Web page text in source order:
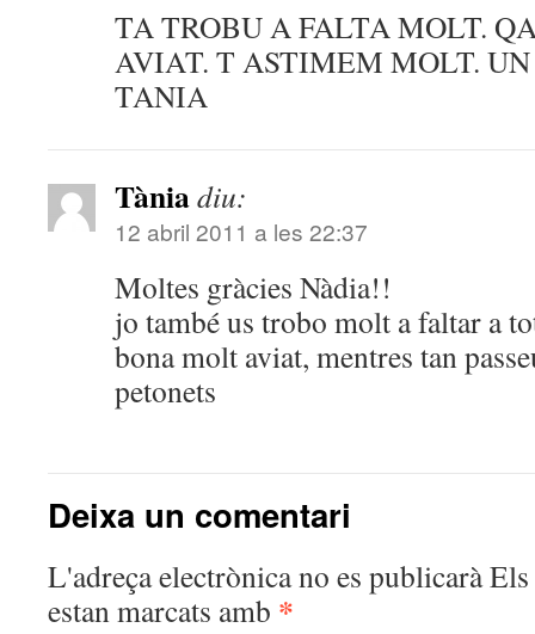
TA TROBU A FALTA MOLT.
AVIAT. T ASTIMEM MOLT.
TANIA
Tàniadiu:
12 abril 2011 a les 22:37
Moltes gràcies Nàdia!!
jo també us trobo molt a faltar a
bona molt aviat, mentres tan
petonets
Deixa un comentari
L'adreça electrònica no es publicaràEls
estan marcats amb *